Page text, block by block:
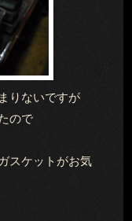
りないですが
ので
スケットがお気